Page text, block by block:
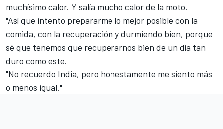
muchísimo calor. Y salía mucho calor de la moto.
"Así que intento prepararme lo mejor posible con la
comida, con la recuperación y durmiendo bien, porque
sé que tenemos que recuperarnos bien de un día tan
duro como este.
"No recuerdo India, pero honestamente me siento más
o menos igual."